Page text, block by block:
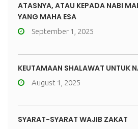
ATASNYA, ATAU KEPADA NABI
YANG MAHA ESA
September 1, 2025
KEUTAMAAN SHALAWAT UNTUK
August 1, 2025
SYARAT-SYARAT WAJIB ZAKAT